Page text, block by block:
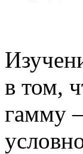
в том,
гамму